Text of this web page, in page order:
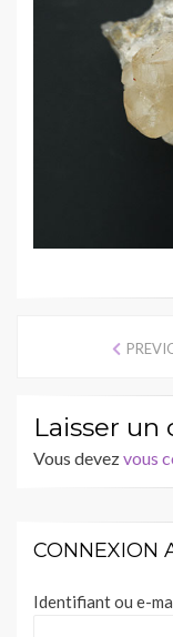
Laisser
Vous devezvous
CONNEXION
Identifiant ou e-